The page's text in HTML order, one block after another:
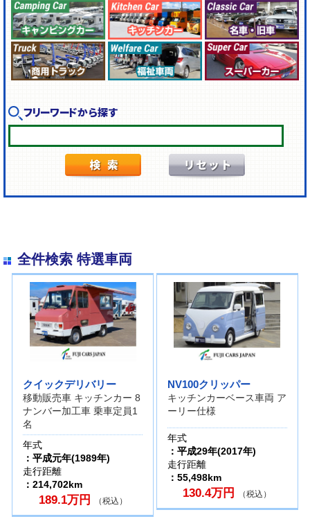
フリーワードから探す
全件検索 特選車両
クイックデリバリー
移動販売車 キッチンカー 8
ナンバー加工車 乗車定員1
名
年式
：平成元年(1989年)
走行距離
：214,702km
189.1万円 （税込）
NV100クリッパー
キッチンカーベース車両 ア
ーリー仕様
年式
：平成29年(2017年)
走行距離
：55,498km
130.4万円 （税込）